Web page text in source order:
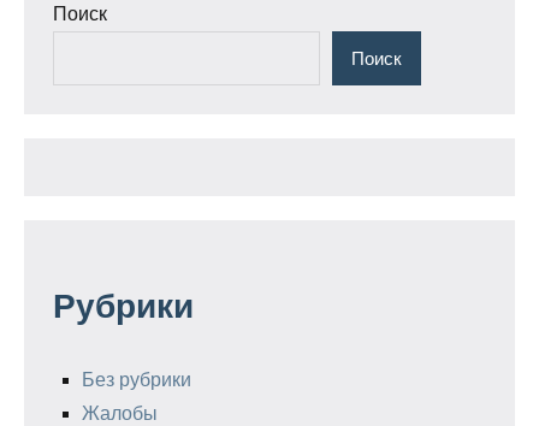
Поиск
Поиск
Рубрики
Без рубрики
Жалобы